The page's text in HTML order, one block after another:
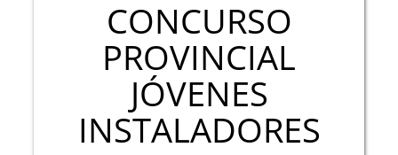
CONCURSO
PROVINCIAL
JÓVENES
INSTALADORES